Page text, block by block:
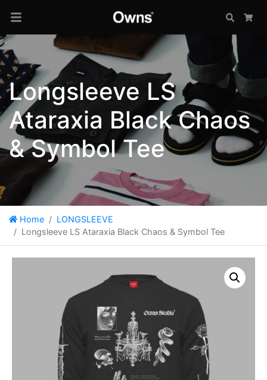
Search
Longsleeve LS
Ataraxia Black Chaos
& Symbol Tee
Home
LONGSLEEVE
Longsleeve LS Ataraxia Black Chaos & Symbol Tee